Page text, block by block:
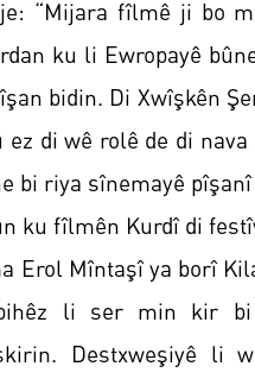
“Mijara fîlmê ji bo
ku li Ewropayê
bidin. Di Xwîşkên
di wê rolê de di
bi riya sînemayê
ku fîlmên Kurdî di
Erol Mîntaşî ya borî
li ser min kir
Destxweşiyê